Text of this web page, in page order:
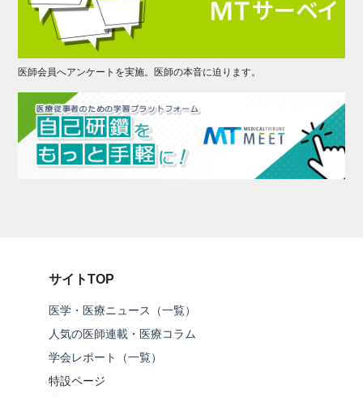
医師会員へアンケートを実施。医師の本音に迫ります。
サイトTOP
医学・医療ニュース（一覧）
人気の医師連載・医療コラム
学会レポート（一覧）
特設ページ